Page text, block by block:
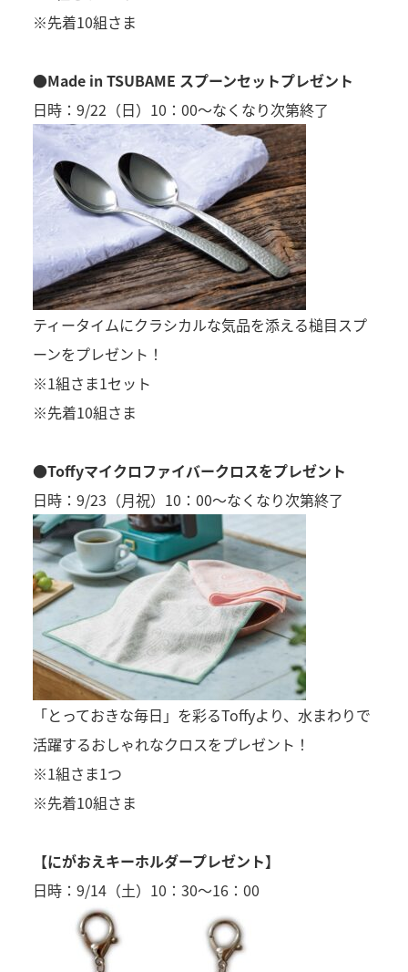
※先着10組さま
●Made in TSUBAME スプーンセットプレゼント
日時：9/22（日）10：00～なくなり次第終了
ティータイムにクラシカルな気品を添える槌目スプ
ーンをプレゼント！
※1組さま1セット
※先着10組さま
●Toffyマイクロファイバークロスをプレゼント
日時：9/23（月祝）10：00～なくなり次第終了
「とっておきな毎日」を彩るToffyより、水まわりで
活躍するおしゃれなクロスをプレゼント！
※1組さま1つ
※先着10組さま
【にがおえキーホルダープレゼント】
日時：9/14（土）10：30～16：00